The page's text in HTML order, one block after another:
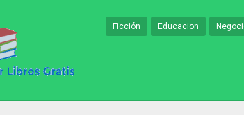
Ficción Educacion